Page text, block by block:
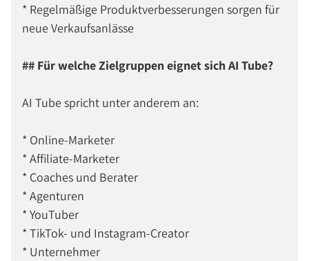
* Regelmäßige Produktverbesserungen sorgen für
neue Verkaufsanlässe
## Für welche Zielgruppen eignet sich AI Tube?
AI Tube spricht unter anderem an:
* Online-Marketer
* Affiliate-Marketer
* Coaches und Berater
* Agenturen
* YouTuber
* TikTok- und Instagram-Creator
* Unternehmer